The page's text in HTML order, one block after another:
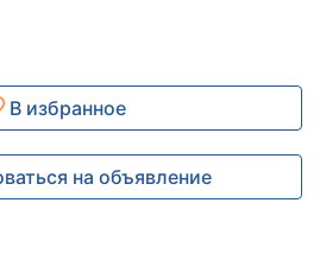
В избранное
на объявление